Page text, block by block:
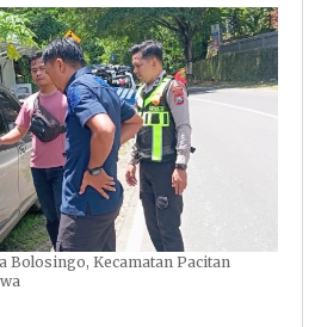
Bolosingo, Kecamatan Pacitan